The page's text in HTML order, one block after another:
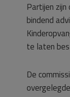
Partijen zijn
bindend
te laten
De